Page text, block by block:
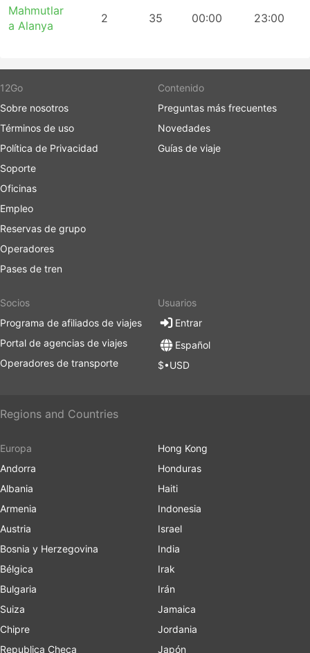
Mahmutlar
a Alanya
2 35 00:00 23:00
12Go
Sobre nosotros
Términos de uso
Política de Privacidad
Soporte
Oficinas
Empleo
Reservas de grupo
Operadores
Pases de tren
Contenido
Preguntas más frecuentes
Novedades
Guías de viaje
Socios
Programa de afiliados de viajes
Portal de agencias de viajes
Operadores de transporte
Usuarios
Entrar
Español
$•USD
Regions and Countries
Europa
Andorra
Albania
Armenia
Austria
Bosnia y Herzegovina
Bélgica
Bulgaria
Suiza
Chipre
Republica Checa
Hong Kong
Honduras
Haiti
Indonesia
Israel
India
Irak
Irán
Jamaica
Jordania
Japón